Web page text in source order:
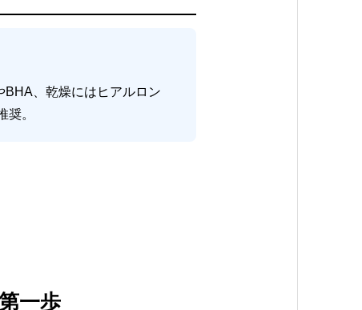
BHA、乾燥にはヒアルロン
。
一歩